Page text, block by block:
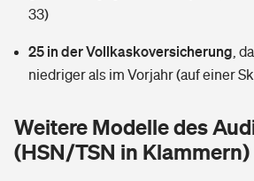
Hochwasser-Check: Wie gefährdet ist Ihr
Hundehalter-Haftpflicht
Private Cyberversicherung
Tools
Wer versichert was: Jetzt Versicherer
Sie haben Fragen?
Rentenrechner: Wie viel Geld bekomme
33)
25 in der Vollkaskoversicherung
niedriger als im Vorjahr (auf einer
Weitere Modelle des
(HSN/TSN in Klammern)